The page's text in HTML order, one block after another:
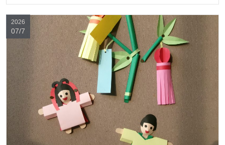
2026
07/7